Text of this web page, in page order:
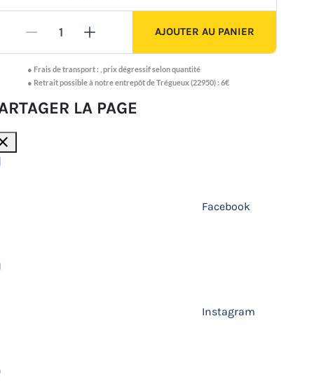
- + AJOUTER AU PANIER
●Frais de transport : ,prix dégressif selon quantité
● Retrait possible à notre entrepôt de Trégueux (22950) : 6€
LA PAGE
Facebook
Instagram